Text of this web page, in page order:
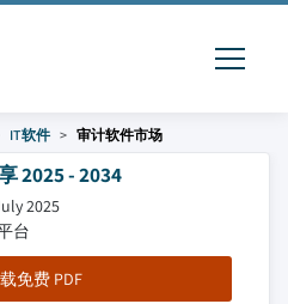
IT软件 审计软件市场
2025 - 2034
2025
台
免费 PDF